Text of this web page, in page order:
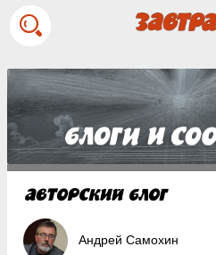
Андрей Самохин